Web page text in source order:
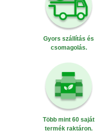
Gyors szállítás és
csomagolás.
Több mint 60 saját
termék raktáron.